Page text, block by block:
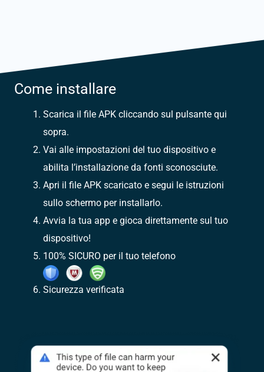
Come installare
Scarica il file APK cliccando sul pulsante qui
sopra.
Vai alle impostazioni del tuo dispositivo e
abilita l’installazione da fonti sconosciute.
Apri il file APK scaricato e segui le istruzioni
sullo schermo per installarlo.
Avvia la tua app e gioca direttamente sul tuo
dispositivo!
100% SICURO per il tuo telefono
Sicurezza verificata